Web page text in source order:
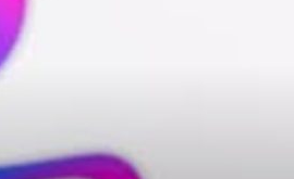
por